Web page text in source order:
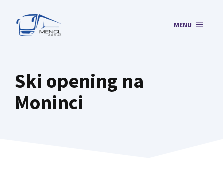
obsah
MENU
Ski opening na
Moninci